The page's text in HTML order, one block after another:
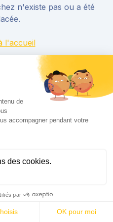
de
accompagner pendant votre
des cookies.
par
OK pour moi
n'existe pas ou a été
l'accueil